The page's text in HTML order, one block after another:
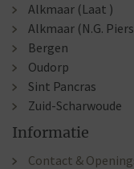
Alkmaar (Laat )
Alkmaar (N.G.
Bergen
Oudorp
Sint Pancras
Zuid-Scharwoude
Informatie
Contact &